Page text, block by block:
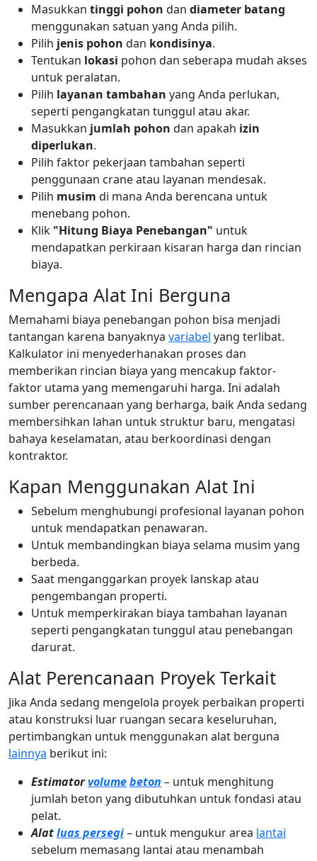
Masukkan tinggi pohon dan diameter batang
menggunakan satuan yang Anda pilih.
Pilih jenis pohon dan kondisinya.
Tentukan lokasi pohon dan seberapa mudah akses
untuk peralatan.
Pilih layanan tambahan yang Anda perlukan,
seperti pengangkatan tunggul atau akar.
Masukkan jumlah pohon dan apakah izin
diperlukan.
Pilih faktor pekerjaan tambahan seperti
penggunaan crane atau layanan mendesak.
Pilih musim di mana Anda berencana untuk
menebang pohon.
Klik "Hitung Biaya Penebangan" untuk
mendapatkan perkiraan kisaran harga dan rincian
biaya.
Mengapa Alat Ini Berguna
Memahami biaya penebangan pohon bisa menjadi
tantangan karena banyaknya variabel yang terlibat.
Kalkulator ini menyederhanakan proses dan
memberikan rincian biaya yang mencakup faktor-
faktor utama yang memengaruhi harga. Ini adalah
sumber perencanaan yang berharga, baik Anda sedang
membersihkan lahan untuk struktur baru, mengatasi
bahaya keselamatan, atau berkoordinasi dengan
kontraktor.
Kapan Menggunakan Alat Ini
Sebelum menghubungi profesional layanan pohon
untuk mendapatkan penawaran.
Untuk membandingkan biaya selama musim yang
berbeda.
Saat menganggarkan proyek lanskap atau
pengembangan properti.
Untuk memperkirakan biaya tambahan layanan
seperti pengangkatan tunggul atau penebangan
darurat.
Alat Perencanaan Proyek Terkait
Jika Anda sedang mengelola proyek perbaikan properti
atau konstruksi luar ruangan secara keseluruhan,
pertimbangkan untuk menggunakan alat berguna
lainnya berikut ini:
Estimatorvolumebeton – untuk menghitung
jumlah beton yang dibutuhkan untuk fondasi atau
pelat.
Alatluas persegi– untuk mengukur area lantai
sebelum memasang lantai atau menambah